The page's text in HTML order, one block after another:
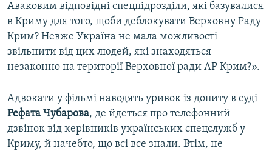
Аваковим відповідні спецпідрозділи, які базувалися
в Криму для того, щоби деблокувати Верховну Раду
Крим? Невже Україна не мала можливості
звільнити від цих людей, які знаходяться
незаконно на території Верховної ради АР Крим?».
Адвокати у фільмі наводять уривок із допиту в суді
Рефата Чубарова, де йдеться про телефонний
дзвінок від керівників українських спецслужб у
Криму, й начебто, що всі все знали. Втім, не